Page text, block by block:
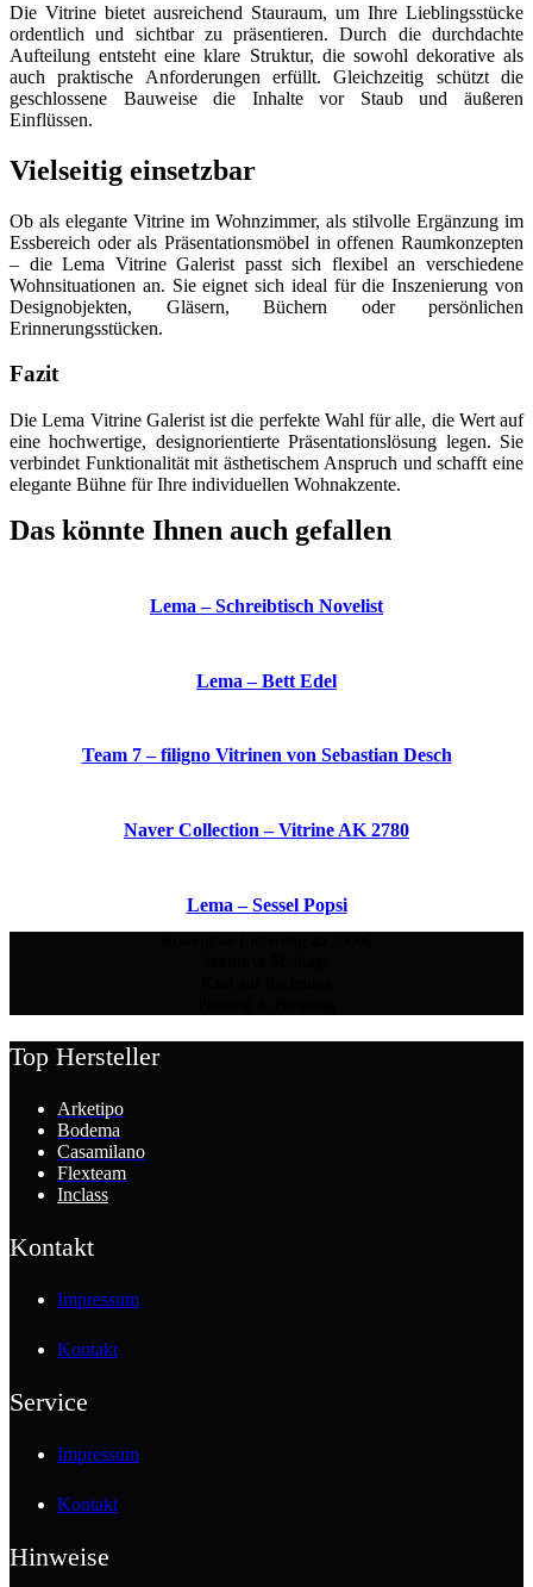
Die Vitrine bietet ausreichend Stauraum, um Ihre Lieblingsstücke
ordentlich und sichtbar zu präsentieren. Durch die durchdachte
Aufteilung entsteht eine klare Struktur, die sowohl dekorative als
auch praktische Anforderungen erfüllt. Gleichzeitig schützt die
geschlossene Bauweise die Inhalte vor Staub und äußeren
Einflüssen.
Vielseitig einsetzbar
Ob als elegante Vitrine im Wohnzimmer, als stilvolle Ergänzung im
Essbereich oder als Präsentationsmöbel in offenen Raumkonzepten
– die Lema Vitrine Galerist passt sich flexibel an verschiedene
Wohnsituationen an. Sie eignet sich ideal für die Inszenierung von
Designobjekten, Gläsern, Büchern oder persönlichen
Erinnerungsstücken.
Fazit
Die Lema Vitrine Galerist ist die perfekte Wahl für alle, die Wert auf
eine hochwertige, designorientierte Präsentationslösung legen. Sie
verbindet Funktionalität mit ästhetischem Anspruch und schafft eine
elegante Bühne für Ihre individuellen Wohnakzente.
Das könnte Ihnen auch gefallen
Lema – Schreibtisch Novelist
Lema – Bett Edel
Team 7 – filigno Vitrinen von Sebastian Desch
Naver Collection – Vitrine AK 2780
Lema – Sessel Popsi
Top Hersteller
Arketipo
Bodema
Casamilano
Flexteam
Inclass
Kontakt
Impressum
Kontakt
Service
Impressum
Kontakt
Hinweise